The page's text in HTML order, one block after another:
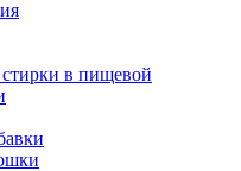
стирки в пищевой